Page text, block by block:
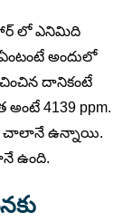
లో ఎనిమిది
ఏంటంటే అందులో
దానికంటే
అంటే 4139 ppm.
చాలానే ఉన్నాయి.
ఉంది.